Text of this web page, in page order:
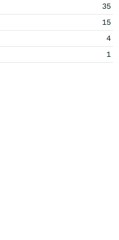
35
15
4
1